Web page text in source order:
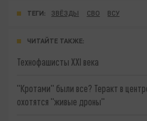
ТЕГИ: ЗВЁЗДЫ СВО ВСУ
ЧИТАЙТЕ ТАКЖЕ:
Технофашисты XXI века
"Кротами" были все? Теракт в
охотятся "живые дроны"